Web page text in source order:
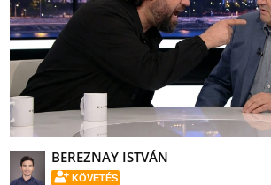
BEREZNAY ISTVÁN
KÖVETÉS